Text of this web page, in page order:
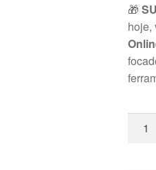
🎁
hoje,